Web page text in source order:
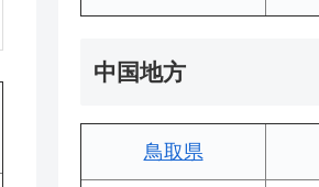
中国地方
鳥取県